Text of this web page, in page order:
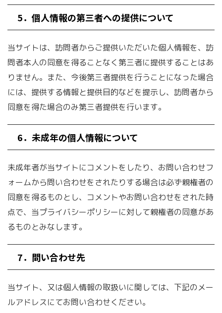
5．個人情報の第三者への提供について
当サイトは、訪問者からご提供いただいた個人情報を、訪
問者本人の同意を得ることなく第三者に提供することはあ
りません。また、今後第三者提供を行うことになった場合
には、提供する情報と提供目的などを提示し、訪問者から
同意を得た場合のみ第三者提供を行います。
6．未成年の個人情報について
未成年者が当サイトにコメントをしたり、お問い合わせフ
ォームから問い合わせをされたりする場合は必ず親権者の
同意を得るものとし、コメントやお問い合わせをされた時
点で、当プライバシーポリシーに対して親権者の同意があ
るものとみなします。
7．問い合わせ先
当サイト、又は個人情報の取扱いに関しては、下記のメー
ルアドレスにてお問い合わせください。